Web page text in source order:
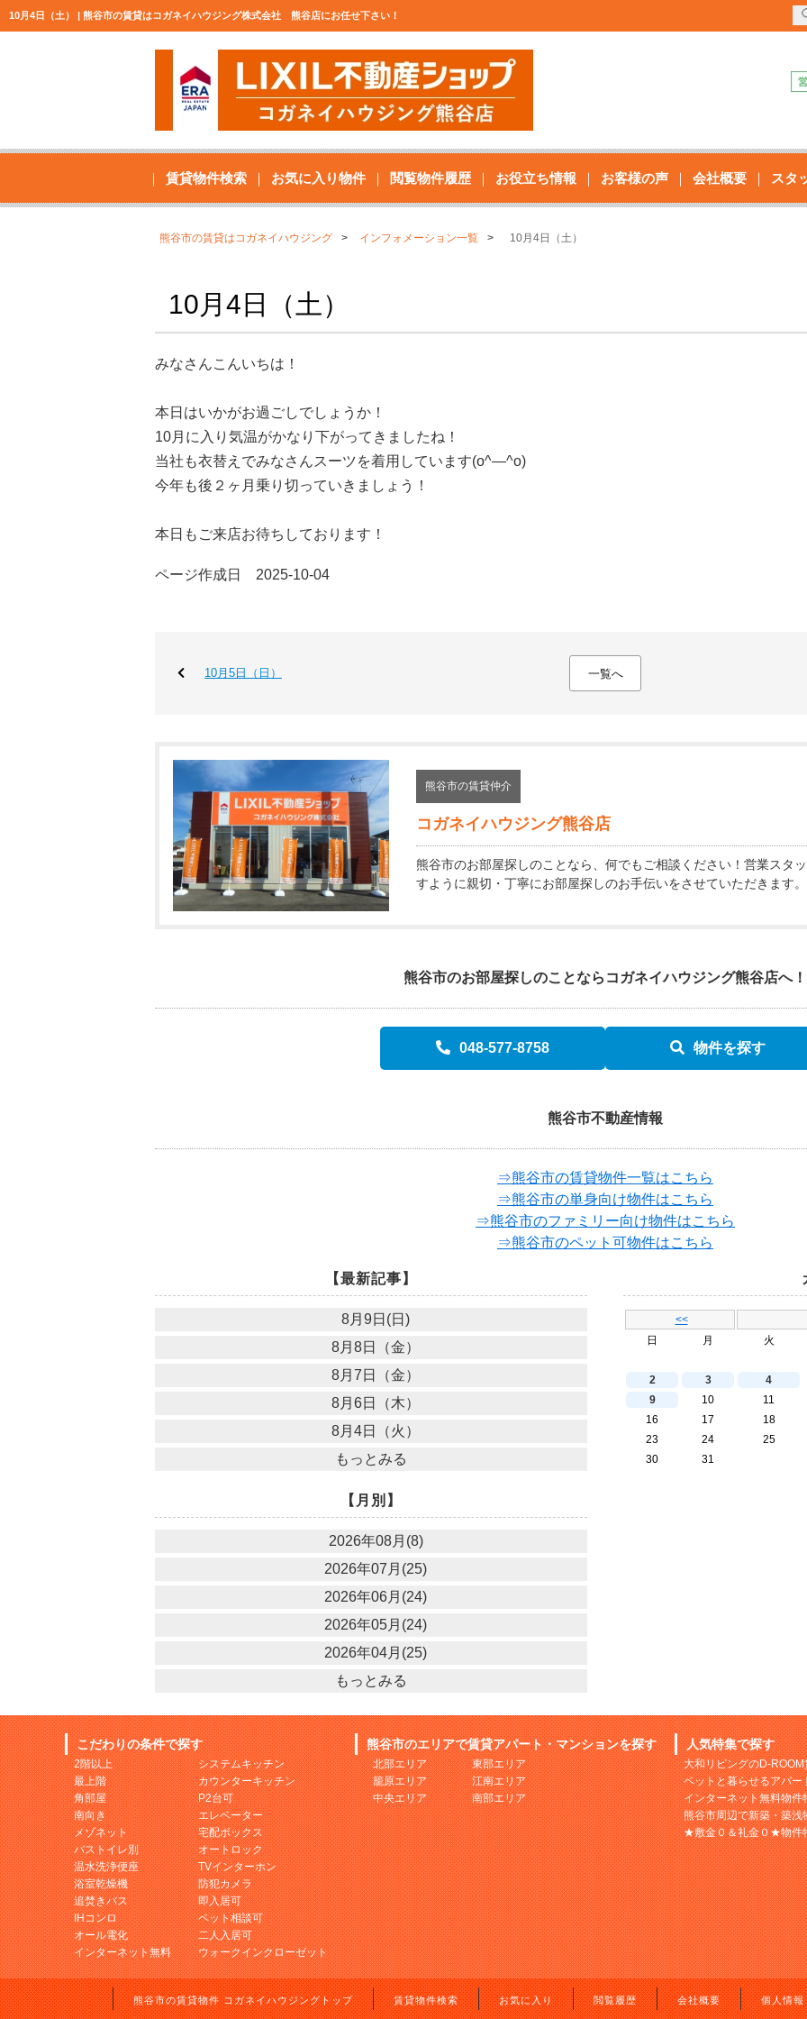
10月4日（土） | 熊谷市の賃貸はコガネイハウジング株式会社 熊谷店にお任せ下さい！
賃貸物件検索 お気に入り物件 閲覧物件履歴 お役立ち情報 お客様の声 会社概要 スタ
熊谷市の賃貸はコガネイハウジング インフォメーション一覧 10月4日（土）
10月4日（土）
みなさんこんいちは！
本日はいかがお過ごしでしょうか！
10月に入り気温がかなり下がってきましたね！
当社も衣替えでみなさんスーツを着用しています(o^―^o)
今年も後２ヶ月乗り切っていきましょう！
本日もご来店お待ちしております！
ページ作成日 2025-10-04
10月5日（日） 一覧へ
熊谷市の賃貸仲介
コガネイハウジング熊谷店
熊谷市のお部屋探しのことなら、何でもご相談ください！営業スタ
すように親切・丁寧にお部屋探しのお手伝いをさせていただきます。
熊谷市のお部屋探しのことなら コガネイハウジング熊谷店へ！
048-577-8758 物件を探す
熊谷市不動産情報
⇒熊谷市の賃貸物件一覧はこちら
⇒熊谷市の単身向け物件はこちら
⇒熊谷市のファミリー向け物件はこちら
⇒熊谷市のペット可物件はこちら
【最新記事】
8月9日(日)
8月8日（金）
8月7日（金）
8月6日（木）
8月4日（火）
もっとみる
<<
日
月 火
2
3 4
9
10 11
16
17 18
23
24 25
30
31
【月別】
2026年08月(8)
2026年07月(25)
2026年06月(24)
2026年05月(24)
2026年04月(25)
もっとみる
こだわりの条件で探す
2階以上
最上階
角部屋
南向き
メゾネット
バストイレ別
温水洗浄便座
浴室乾燥機
追焚きバス
IHコンロ
オール電化
インターネット無料
システムキッチン
カウンターキッチン
P2台可
エレベーター
宅配ボックス
オートロック
TVインターホン
防犯カメラ
即入居可
ペット相談可
二人入居可
ウォークインクローゼット
熊谷市のエリアで賃貸アパート・マンションを探す
北部エリア
籠原エリア
中央エリア
東部エリア
江南エリア
南部エリア
人気特集で探す
大和リビングのD-
ペットと暮らせるアパー
インターネット無料物件
熊谷市周辺で新築・築
★敷金０＆礼金０★物件
熊谷市の賃貸物件 コガネイハウジングトップ 賃貸物件検索 お気に入り 閲覧履歴 会社概要 個人情報